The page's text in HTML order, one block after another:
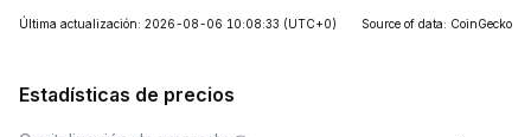
Última actualización: 2026-08-06 10:08:33 (UTC+0) Source of data: CoinGecko
Estadísticas de precios